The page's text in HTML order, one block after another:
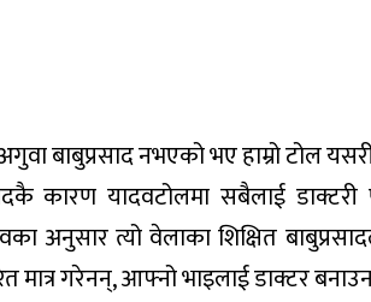
बाबुप्रसाद नभएको भए हाम्रो टोल
कारण यादवटोलमा सबैलाई डाक्टरी
अनुसार त्यो वेलाका शिक्षित
मात्र गरेनन्, आफ्नो भाइलाई डाक्टर